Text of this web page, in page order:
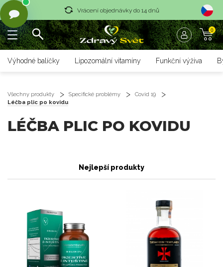
Vrácení objednávky do 14 dnů
Rychlé dodání <36 hodin
Rychlé dodání <36 hodin
0
Výhodné balíčky Lipozomální vitamíny Funkční výživa
Všechny produkty Specifické problémy
Covid 19
Léčba plic po kovidu
LÉČBA PLIC PO KOVIDU
Nejlepší produkty